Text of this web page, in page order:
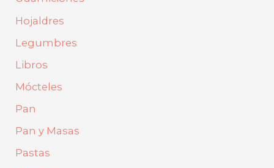
Hojaldres
Legumbres
Libros
Mócteles
Pan
Pan y Masas
Pastas